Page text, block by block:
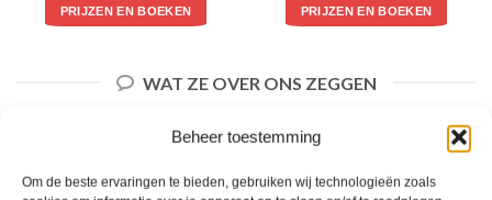
Beheer toestemming
Om de beste ervaringen te bieden, gebruiken wij technologieën zoals
PRIJZEN EN BOEKEN PRIJZEN EN BOEKEN
WAT ZE OVER ONS ZEGGEN